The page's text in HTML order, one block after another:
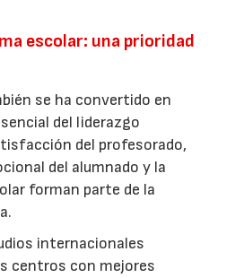
escolar: una prioridad
se ha convertido en
del liderazgo
del profesorado,
del alumnado y la
forman parte de la
internacionales
centros con mejores